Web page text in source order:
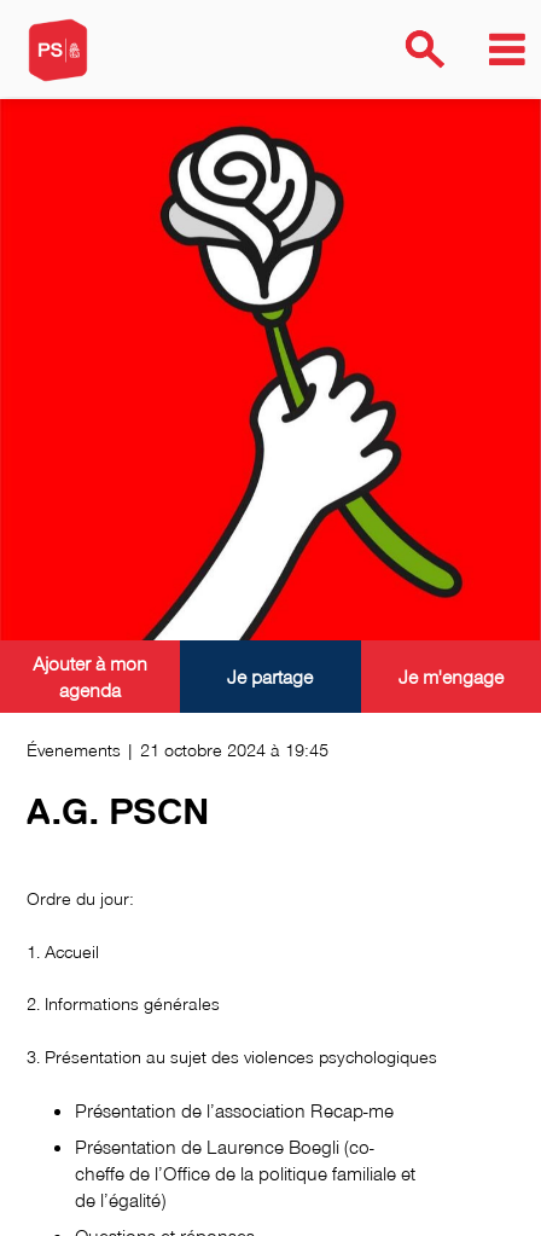
Évenements | 21 octobre 2024 à 19:45
A.G. PSCN
Ordre du jour:
1. Accueil
2. Informations générales
3. Présentation au sujet des violences psychologiques
Présentation de l’association Recap-me
Présentation de Laurence Boegli (co-
cheffe de l’Office de la politique familiale et
de l’égalité)
Ajouter à mon
agenda
Je partage Je m'engage